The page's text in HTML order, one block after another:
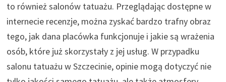
to również salonów tatuażu. Przeglądając dostępne w
internecie recenzje, można zyskać bardzo trafny obraz
tego, jak dana placówka funkcjonuje i jakie są wrażenia
osób, które już skorzystały z jej usług. W przypadku
salonu tatuażu w Szczecinie, opinie mogą dotyczyć nie